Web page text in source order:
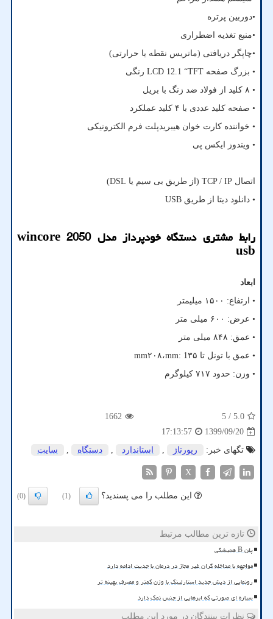
•دوربین پرتره
•منبع تغذیه اضطراری
•چاپگر دریافتی (ماتریس نقطه یا حرارتی)
• بزرگ صفحه LCD 12.1 “TFT رنگی
• ۸ کلید از فولاد ضد زنگ با بریل
• صفحه کلید عددی با ۴ کلید عملکرد
• خواننده کارت خوان هیبریدپلت فرم الکترونیکی
• ویندوز ایکس پی
اتصال TCP / IP (از طریق بی سیم یا DSL
)
• دانلود دیتا از طریق USB
رابط مشتری دستگاه خودپرداز مدلwincore 2050
usb
ابعاد
• ارتفاع: ۱۵۰۰ میلیمتر
• عرض: ۶۰۰ میلی متر
• عمق: ۸۴۸ میلی متر
• عمق با تونل تا ۳۵
mm: 1،۲۰۸
mm
• وزن: حدود ۷۱۷ کیلوگرم
5.0
/ 5
1662
1399/09/20
17:13:57
تگهای خبر:
رپورتاژ , استاندارد , دستگاه , سایت
X
این مطلب را می پسندید؟ (1)
(0)
تازه ترین مطالب مرتبط
پلن B همیشگی
مواجهه با مداخله گران غیر مجاز در درمان با جدیت ادامه دارد
رونمایی از دیش جدید استارلینک با وزن کمتر و مصرف بهینه تر
سیاره ای صورتی که ابرهایی از جنس نمک دارد
نظرات بینندگان در مورد این مطلب